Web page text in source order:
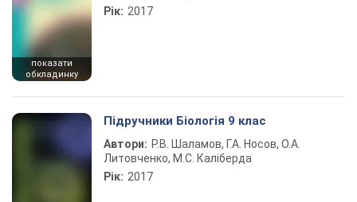
показати
обкладинку
Рік: 2017
Підручники Біологія 9 клас
Автори: Р.В. Шаламов, Г.А. Носов, О.А.
Литовченко, М.С. Каліберда
Рік: 2017